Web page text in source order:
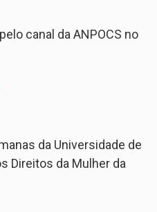
canal da ANPOCS no
da Universidade de
Direitos da Mulher da